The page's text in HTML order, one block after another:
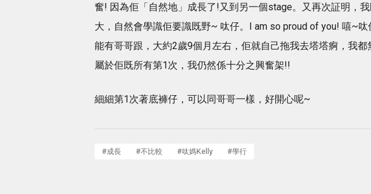
奮! 因為佢「自然地」成長了!又到另一個stage。又再次証明，
大，自然會學識佢要識既野~ 呔仔。I am so proud of you! 嘻~
能有哥哥跟，大約2歲9個月左右，佢就自己拖我去塔塔痾，我
屬於佢既所有第1次，我仍然係十分之興奮架!!
細細第1次著底褲仔，可以同哥哥一樣，好開心呢~
#成長 #不比較 #呔媽Kelly #學行